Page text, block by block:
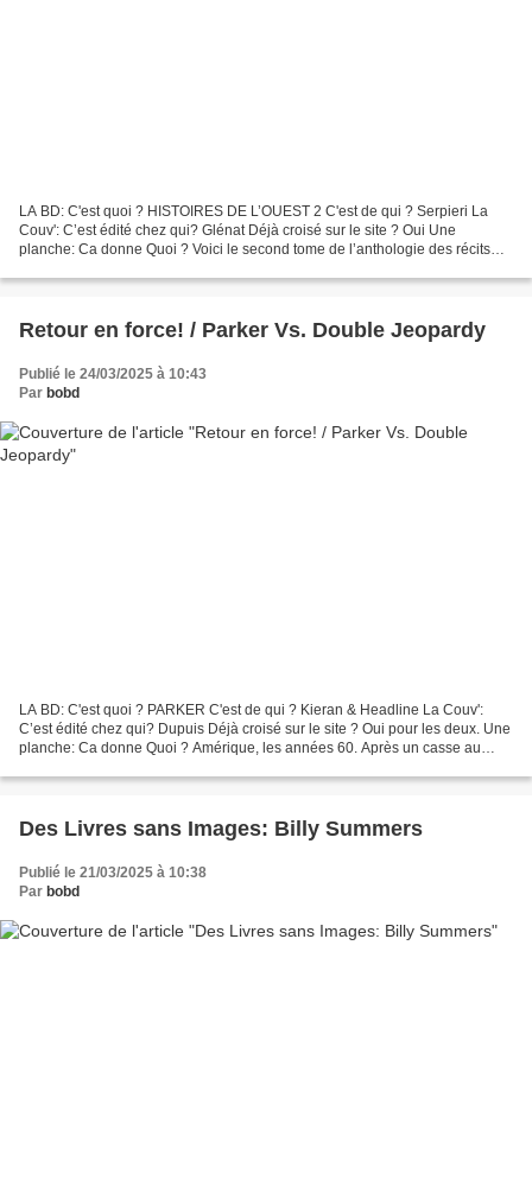
LA BD: C'est quoi ? HISTOIRES DE L’OUEST 2 C'est de qui ? Serpieri La
Couv': C’est édité chez qui? Glénat Déjà croisé sur le site ? Oui Une
planche: Ca donne Quoi ? Voici le second tome de l’anthologie des récits
Retour en force! / Parker Vs. Double Jeopardy
Publié le 24/03/2025 à 10:43
Par bobd
LA BD: C'est quoi ? PARKER C'est de qui ? Kieran & Headline La Couv':
C’est édité chez qui? Dupuis Déjà croisé sur le site ? Oui pour les deux. Une
planche: Ca donne Quoi ? Amérique, les années 60. Après un casse au
Des Livres sans Images: Billy Summers
Publié le 21/03/2025 à 10:38
Par bobd